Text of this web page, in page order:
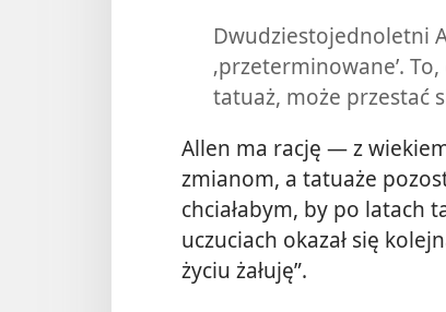
Dwudziestojednoletni
‚przeterminowane’.
tatuaż, może przestać
Allen ma rację — z
zmianom, a tatuaże
chciałabym, by po latach
uczuciach okazał się
życiu żałuję”.